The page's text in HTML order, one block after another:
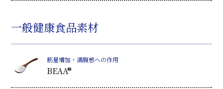
一般健康食品素材
筋量増加・満腹感への作用
BEAA®